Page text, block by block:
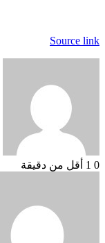
Source link
0
أقل من دقيقة